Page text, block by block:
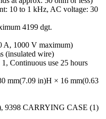
10 to 1 kHz, AC voltage: 30
4199 dgt.
A, 1000 V maximum)
(insulated wire)
Continuous use 25 hours
mm(7.09 in)H × 16 mm(0.63
9398 CARRYING CASE (1)